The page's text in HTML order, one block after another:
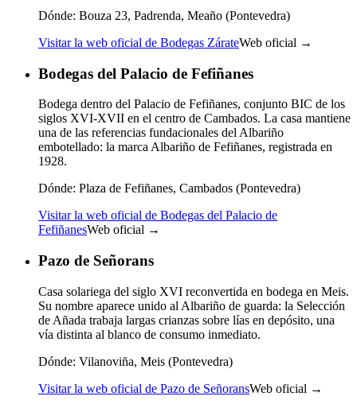
Dónde: Bouza 23, Padrenda, Meaño (Pontevedra)
Visitar la web oficial de Bodegas ZárateWeb oficial →
Bodegas del Palacio de Fefiñanes
Bodega dentro del Palacio de Fefiñanes, conjunto BIC de los
siglos XVI-XVII en el centro de Cambados. La casa mantiene
una de las referencias fundacionales del Albariño
embotellado: la marca Albariño de Fefiñanes, registrada en
1928.
Dónde: Plaza de Fefiñanes, Cambados (Pontevedra)
Visitar la web oficial de Bodegas del Palacio de
FefiñanesWeb oficial →
Pazo de Señorans
Casa solariega del siglo XVI reconvertida en bodega en Meis.
Su nombre aparece unido al Albariño de guarda: la Selección
de Añada trabaja largas crianzas sobre lías en depósito, una
vía distinta al blanco de consumo inmediato.
Dónde: Vilanoviña, Meis (Pontevedra)
Visitar la web oficial de Pazo de SeñoransWeb oficial →